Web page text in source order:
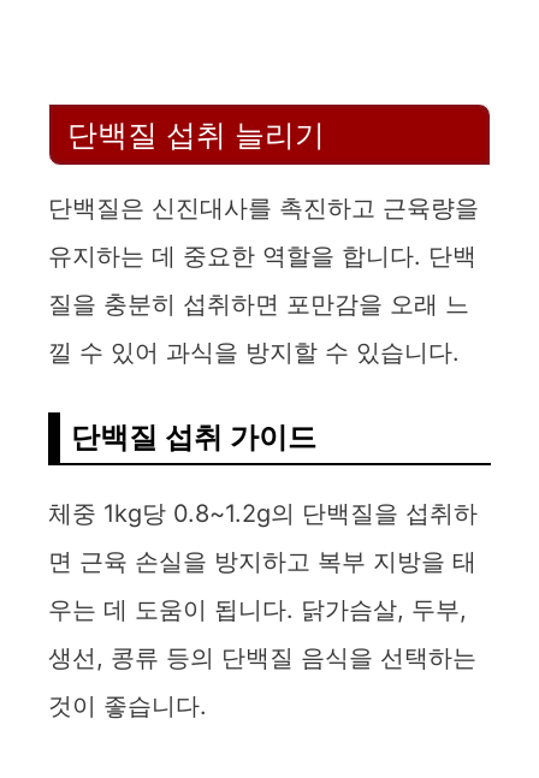
단백질 섭취 늘리기
단백질은 신진대사를 촉진하고 근육량을
유지하는 데 중요한 역할을 합니다. 단백
질을 충분히 섭취하면 포만감을 오래 느
낄 수 있어 과식을 방지할 수 있습니다.
단백질 섭취 가이드
체중 1kg당 0.8~1.2g의 단백질을 섭취하
면 근육 손실을 방지하고 복부 지방을 태
우는 데 도움이 됩니다. 닭가슴살, 두부,
생선, 콩류 등의 단백질 음식을 선택하는
것이 좋습니다.